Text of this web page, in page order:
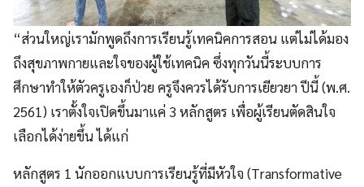
“ส่วนใหญ่เรามักพูดถึงการเรียนรู้เทคนิคการสอน แต่ไม่ได้มอง
ถึงสุขภาพกายและใจของผู้ใช้เทคนิค ซึ่งทุกวันนี้ระบบการ
ศึกษาทำให้ตัวครูเองก็ป่วย ครูจึงควรได้รับการเยียวยา ปีนี้ (พ.ศ.
2561) เราตั้งใจเปิดขึ้นมาแค่ 3 หลักสูตร เพื่อผู้เรียนตัดสินใจ
เลือกได้ง่ายขึ้น ได้แก่
หลักสูตร 1 นักออกแบบการเรียนรู้ที่มีหัวใจ (Transformative